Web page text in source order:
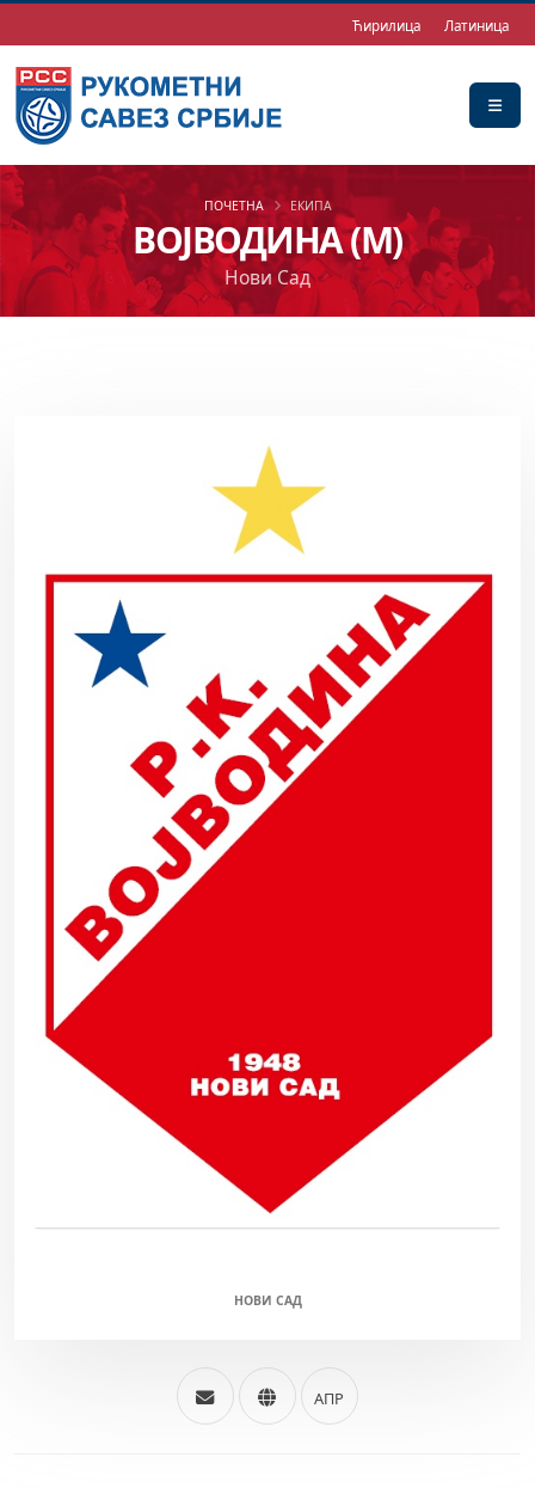
Ћирилица Латиница
ВОЈВОДИНА (М)
Нови Сад
ПОЧЕТНА ЕКИПА
НОВИ САД
АПР